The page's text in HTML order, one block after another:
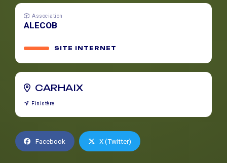
Association
ALECOB
SITE INTERNET
CARHAIX
Finistère
Facebook X (Twitter)